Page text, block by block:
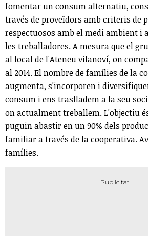
fomentar un consum alternatiu,
través de proveïdors amb criteris de
respectuosos amb el medi ambient i
les treballadores. A mesura que el
al local de l'Ateneu vilanoví, on
al 2014. El nombre de famílies de la
augmenta, s'incorporen i
consum i ens traslladem a la seu
on actualment treballem. L'objectiu
puguin abastir en un 90% dels
familiar a través de la cooperativa.
famílies.